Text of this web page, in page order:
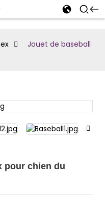
Jouet de baseball
pour chien du